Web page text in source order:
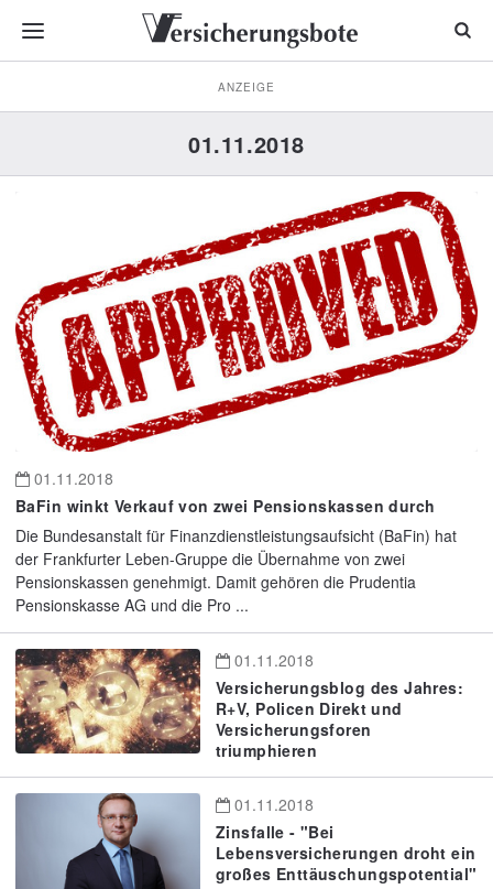
ANZEIGE
01.11.2018
01.11.2018
BaFin winkt Verkauf von zwei Pensionskassen durch
Die Bundesanstalt für Finanzdienstleistungsaufsicht (BaFin) hat
der Frankfurter Leben-Gruppe die Übernahme von zwei
Pensionskassen genehmigt. Damit gehören die Prudentia
Pensionskasse AG und die Pro ...
01.11.2018
Versicherungsblog des Jahres:
R+V, Policen Direkt und
Versicherungsforen
triumphieren
01.11.2018
Zinsfalle - "Bei
Lebensversicherungen droht ein
großes Enttäuschungspotential"